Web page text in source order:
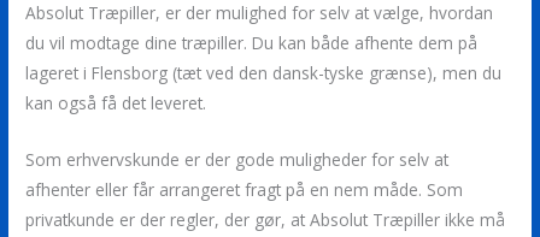
Absolut Træpiller, er der mulighed for selv at vælge, hvordan
du vil modtage dine træpiller. Du kan både afhente dem på
lageret i Flensborg (tæt ved den dansk-tyske grænse), men du
kan også få det leveret.
Som erhvervskunde er der gode muligheder for selv at
afhenter eller får arrangeret fragt på en nem måde. Som
privatkunde er der regler, der gør, at Absolut Træpiller ikke må